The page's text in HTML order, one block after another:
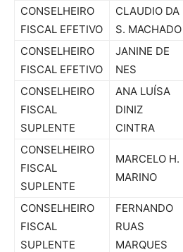
CONSELHEIRO
FISCAL EFETIVO
CLAUDIO DA
S. MACHADO
CONSELHEIRO
FISCAL EFETIVO
JANINE DE
NES
CONSELHEIRO
FISCAL
SUPLENTE
ANA LUÍSA
DINIZ
CINTRA
CONSELHEIRO
FISCAL
SUPLENTE
MARCELO H.
MARINO
CONSELHEIRO
FISCAL
SUPLENTE
FERNANDO
RUAS
MARQUES